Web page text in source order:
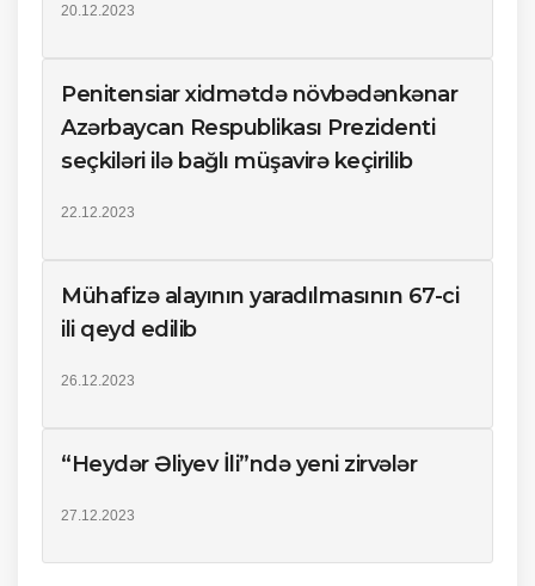
20.12.2023
Penitensiar xidmətdə növbədənkənar
Azərbaycan Respublikası Prezidenti
seçkiləri ilə bağlı müşavirə keçirilib
22.12.2023
Mühafizə alayının yaradılmasının 67-ci
ili qeyd edilib
26.12.2023
“Heydər Əliyev İli”ndə yeni zirvələr
27.12.2023